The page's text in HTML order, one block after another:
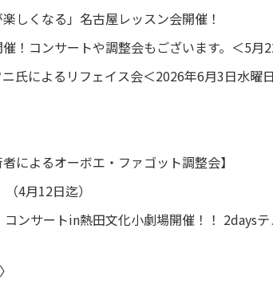
しくなる」名古屋レッスン会開催！
！コンサートや調整会もございます。＜5月
氏によるリフェイス会＜2026年6月3日水曜
によるオーボエ・ファゴット調整会】
4月12日迄）
コンサートin熱田文化小劇場開催！！ 2days